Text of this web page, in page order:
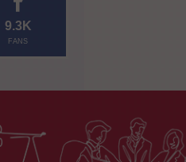
9.3K
FANS